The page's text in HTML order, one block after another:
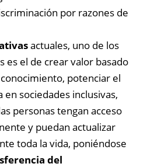
por razones de
actuales, uno de los
es el de crear valor basado
potenciar el
en sociedades inclusivas,
personas tengan acceso
y puedan actualizar
toda la vida, poniéndose
del